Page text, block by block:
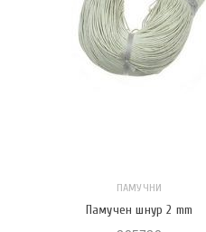
ПАМУЧНИ
Памучен шнур 2 mm